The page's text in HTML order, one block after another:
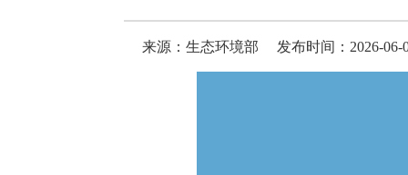
来源：生态环境部 发布时间：2026-06-